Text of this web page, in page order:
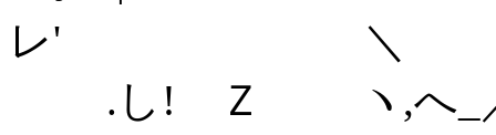
レ' ＼
.し! Ｚ ヽ,へ_／